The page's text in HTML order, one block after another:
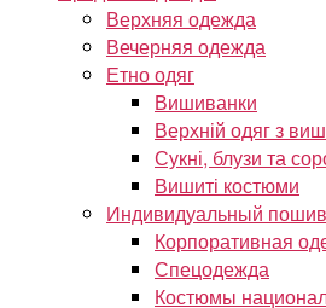
Верхняя одежда
Вечерняя одежда
Етно одяг
Вишиванки
Верхній одяг з
Сукні, блузи та
Вишиті костюми
Индивидуальный пошив
Корпоративная
Спецодежда
Костюмы